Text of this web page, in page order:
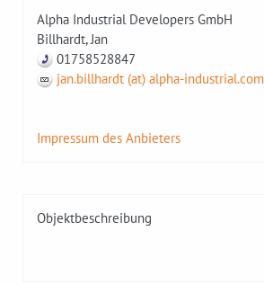
Alpha Industrial Developers GmbH
Billhardt, Jan
01758528847
jan.billhardt (at) alpha-industrial.com
Impressum des Anbieters
Objektbeschreibung